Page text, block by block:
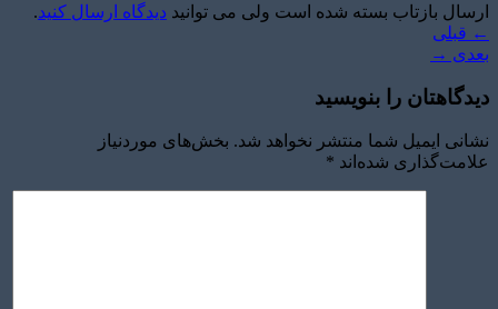
ارسال بازتاب بسته شده است ولی می توانید دیدگاه ارسال کنید.
← قبلی
بعدی →
دیدگاهتان را بنویسید
نشانی ایمیل شما منتشر نخواهد شد. بخش‌های موردنیاز
علامت‌گذاری شده‌اند *